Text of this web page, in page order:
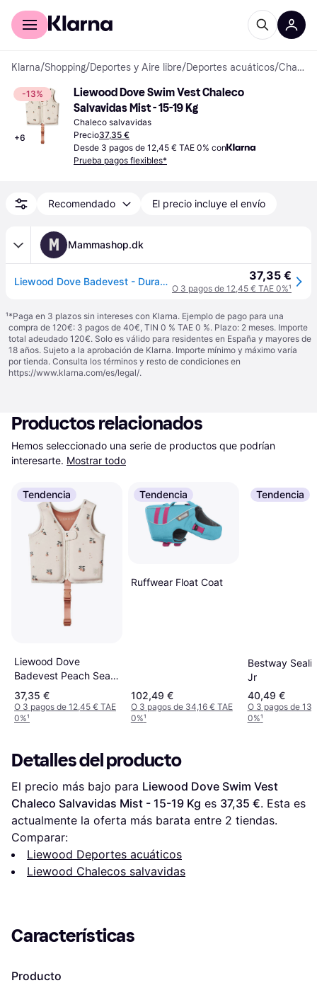
Comprar con Klarna
Klarna/Shopping/Deportes y Aire libre/Deportes acuáticos/ Chalecos salvavidas
-13%
+6
Liewood Dove Swim Vest Chaleco
Salvavidas Mist - 15-19 Kg
Chaleco salvavidas
Precio37,35 €
Desde 3 pagos de 12,45 € TAE 0% con
Prueba pagos flexibles*
Recomendado El precio incluye el envío
M Mammashop.dk
Liewood Dove Badevest - Durazno/Concha de mar 15-19 KG 37,35 €
O 3 pagos de 12,45 € TAE 0%¹
¹*Paga en 3 plazos sin intereses con Klarna. Ejemplo de pago para una
compra de 120€: 3 pagos de 40€, TIN 0 % TAE 0 %. Plazo: 2 meses. Importe
total adeudado 120€. Solo es válido para residentes en España y mayores de
18 años. Sujeto a la aprobación de Klarna. Importe mínimo y máximo varía
por tienda. Consulta los términos y resto de condiciones en
https://www.klarna.com/es/legal/.
Productos relacionados
Hemos seleccionado una serie de productos que podrían
interesarte. Mostrar todo
Tendencia
Liewood Dove
Badevest Peach Sea
Shell 19-30 KG
37,35 €
O 3 pagos de 12,45 € TAE
0%¹
Tendencia
Ruffwear Float Coat
102,49 €
O 3 pagos de 34,16 € TAE
0%¹
Tendencia
Bestway
Jr
40,49 €
O 3 pagos de
0%¹
Detalles del producto
El precio más bajo para Liewood Dove Swim Vest
Chaleco Salvavidas Mist - 15-19 Kg es 37,35 €. Esta es
actualmente la oferta más barata entre 2 tiendas.
Comparar:
Liewood Deportes acuáticos
Liewood Chalecos salvavidas
Características
Producto